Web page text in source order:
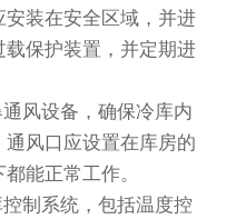
装在安全区域，并进
保护装置，并定期进
风设备，确保冷库内
风口应设置在库房的
能正常工作。
制系统，包括温度控